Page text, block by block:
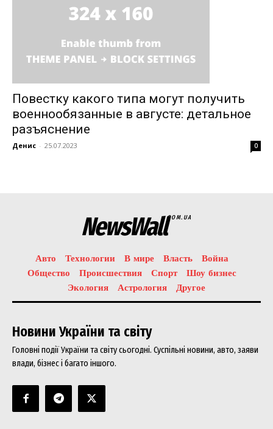
SUBSCRIBE NOW
Company
Повестку какого типа могут получить
военнообязанные в августе: детальное
разъяснение
Денис - 25.07.2023 0
NewsWallCOM.UA
Авто Технологии В мире Власть
Война
Общество
Происшествия Спорт
Шоу бизнес
Экология
Астрология Другое
Новини України та світу
Головні події України та світу сьогодні. Суспільні новини, авто, заяви
влади, бізнес і багато іншого.